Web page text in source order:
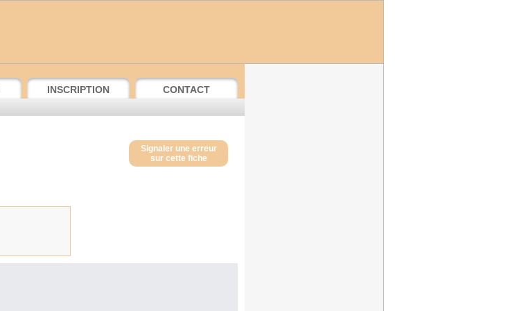
INSCRIPTION CONTACT
Signaler une erreur
sur cette fiche